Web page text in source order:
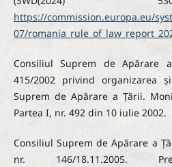
https://commission.europa.eu/
07/
Consiliul Suprem de Apărare
415/2002 privind organizarea
Suprem de Apărare a Țării.
Partea I, nr. 492 din 10 iulie 2002.
Consiliul Suprem de Apărare a
nr. 146/18.11.2005.